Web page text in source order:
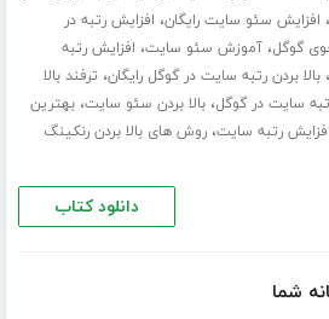
، افزایش سئو سایت رایگان، افزایش رتبه در
گوگل،آموزش سئو سایت، افزایش رتبه
،بالا بردن رتبه سایت در گوگل رایگان، ترفند بالا
سایت در گوگل،بالا بردن سئو سایت،بهترین
رتبه سایت،روش های بالا بردن رنکینگ
دانلود کتاب
شما